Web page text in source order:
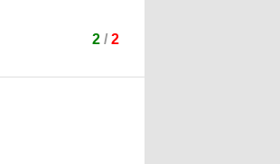
2/ 2